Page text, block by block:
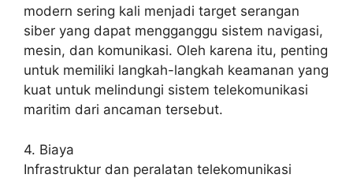
modern sering kali menjadi target serangan
siber yang dapat mengganggu sistem navigasi,
mesin, dan komunikasi. Oleh karena itu, penting
untuk memiliki langkah-langkah keamanan yang
kuat untuk melindungi sistem telekomunikasi
maritim dari ancaman tersebut.
4. Biaya
Infrastruktur dan peralatan telekomunikasi